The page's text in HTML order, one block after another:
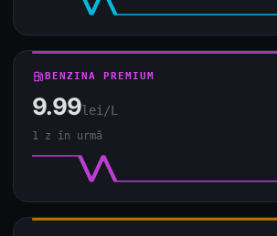
local_gas_stationBENZINA PREMIUM
9.99lei/L
1 z în urmă